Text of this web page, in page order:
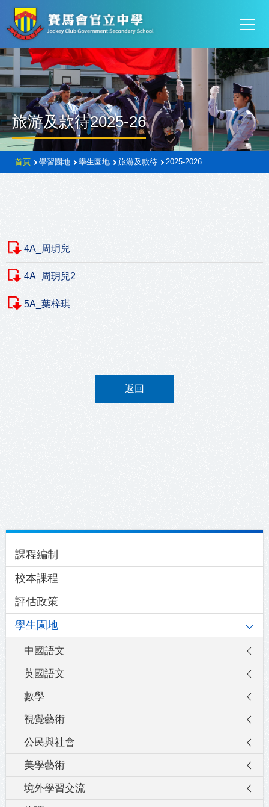
移至主內容
旅游及款待2025-26
導
首頁 學習園地 學生園地 旅游及款待 2025-2026
4A_周玥兒
4A_周玥兒2
5A_葉梓琪
返回
navigation
課程編制
校本課程
評估政策
學生園地
中國語文
英國語文
數學
視覺藝術
公民與社會
美學藝術
境外學習交流